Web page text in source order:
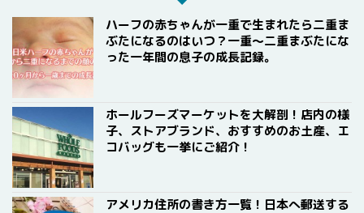
ハーフの赤ちゃんが一重で生まれたら二重ま
ぶたになるのはいつ？一重〜二重まぶたにな
った一年間の息子の成長記録。
ホールフーズマーケットを大解剖！店内の様
子、ストアブランド、おすすめのお土産、エ
コバッグも一挙にご紹介！
アメリカ住所の書き方一覧！日本へ郵送する